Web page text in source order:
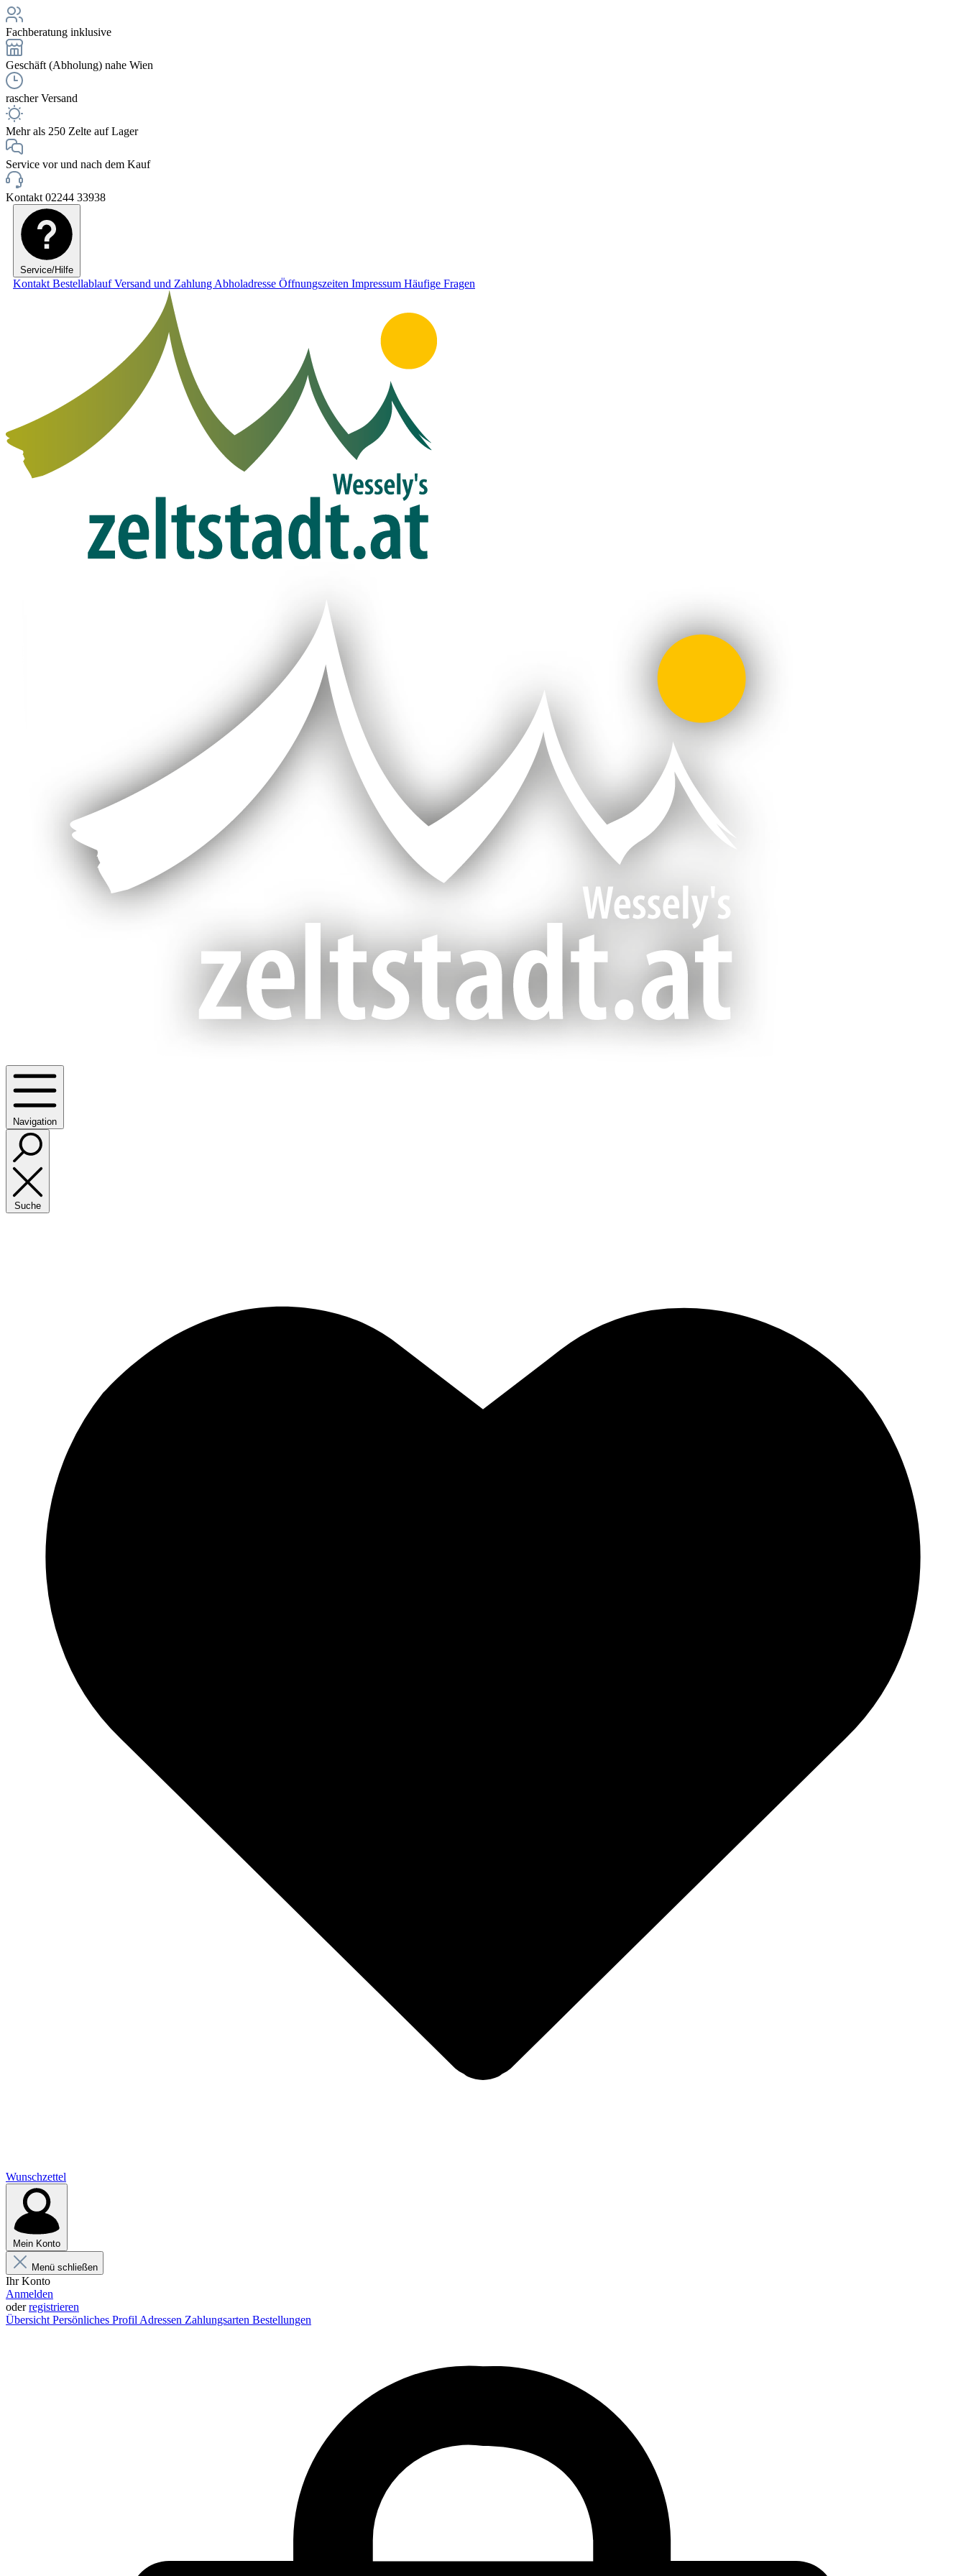
Fachberatung inklusive
Geschäft (Abholung) nahe Wien
rascher Versand
Mehr als 250 Zelte auf Lager
Service vor und nach dem Kauf
Kontakt 02244 33938
Service/Hilfe
Kontakt BestellablaufVersand und Zahlung Abholadresse Öffnungszeiten Impressum Häufige Fragen
Navigation
Suche
Wunschzettel
Mein Konto
Menü schließen
Ihr Konto
Anmelden
oderregistrieren
Übersicht Persönliches Profil Adressen Zahlungsarten Bestellungen